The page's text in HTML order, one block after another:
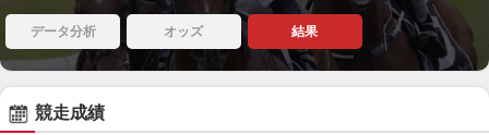
データ分析 オッズ 結果
競走成績